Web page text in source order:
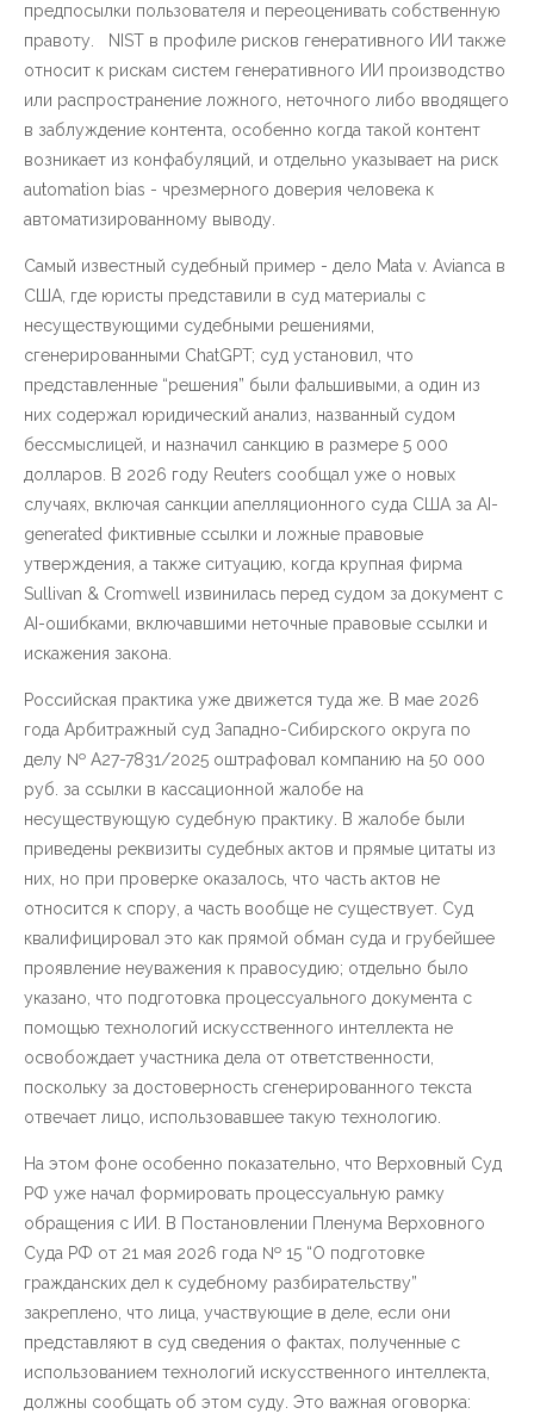
предпосылки пользователя и переоценивать собственную
правоту. NIST в профиле рисков генеративного ИИ также
относит к рискам систем генеративного ИИ производство
или распространение ложного, неточного либо вводящего
в заблуждение контента, особенно когда такой контент
возникает из конфабуляций, и отдельно указывает на риск
automation bias - чрезмерного доверия человека к
автоматизированному выводу.
Самый известный судебный пример - дело Mata v. Avianca в
США, где юристы представили в суд материалы с
несуществующими судебными решениями,
сгенерированными ChatGPT; суд установил, что
представленные “решения” были фальшивыми, а один из
них содержал юридический анализ, названный судом
бессмыслицей, и назначил санкцию в размере 5 000
долларов. В 2026 году Reuters сообщал уже о новых
случаях, включая санкции апелляционного суда США за AI-
generated фиктивные ссылки и ложные правовые
утверждения, а также ситуацию, когда крупная фирма
Sullivan & Cromwell извинилась перед судом за документ с
AI-ошибками, включавшими неточные правовые ссылки и
искажения закона.
Российская практика уже движется туда же. В мае 2026
года Арбитражный суд Западно-Сибирского округа по
делу № А27-7831/2025 оштрафовал компанию на 50 000
руб. за ссылки в кассационной жалобе на
несуществующую судебную практику. В жалобе были
приведены реквизиты судебных актов и прямые цитаты из
них, но при проверке оказалось, что часть актов не
относится к спору, а часть вообще не существует. Суд
квалифицировал это как прямой обман суда и грубейшее
проявление неуважения к правосудию; отдельно было
указано, что подготовка процессуального документа с
помощью технологий искусственного интеллекта не
освобождает участника дела от ответственности,
поскольку за достоверность сгенерированного текста
отвечает лицо, использовавшее такую технологию.
На этом фоне особенно показательно, что Верховный Суд
РФ уже начал формировать процессуальную рамку
обращения с ИИ. В Постановлении Пленума Верховного
Суда РФ от 21 мая 2026 года № 15 “О подготовке
гражданских дел к судебному разбирательству”
закреплено, что лица, участвующие в деле, если они
представляют в суд сведения о фактах, полученные с
использованием технологий искусственного интеллекта,
должны сообщать об этом суду. Это важная оговорка: